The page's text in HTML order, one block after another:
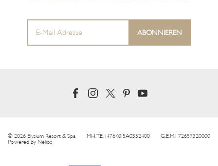
© 2026 Elysium Resort & Spa MH.T.E. 1476K015A0352400
G.E.M.I 72657320000
Powered by Nelios